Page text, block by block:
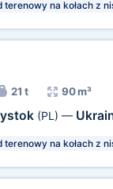
terenowy na kołach z
21 t 90 m³
(PL) —
terenowy na kołach z